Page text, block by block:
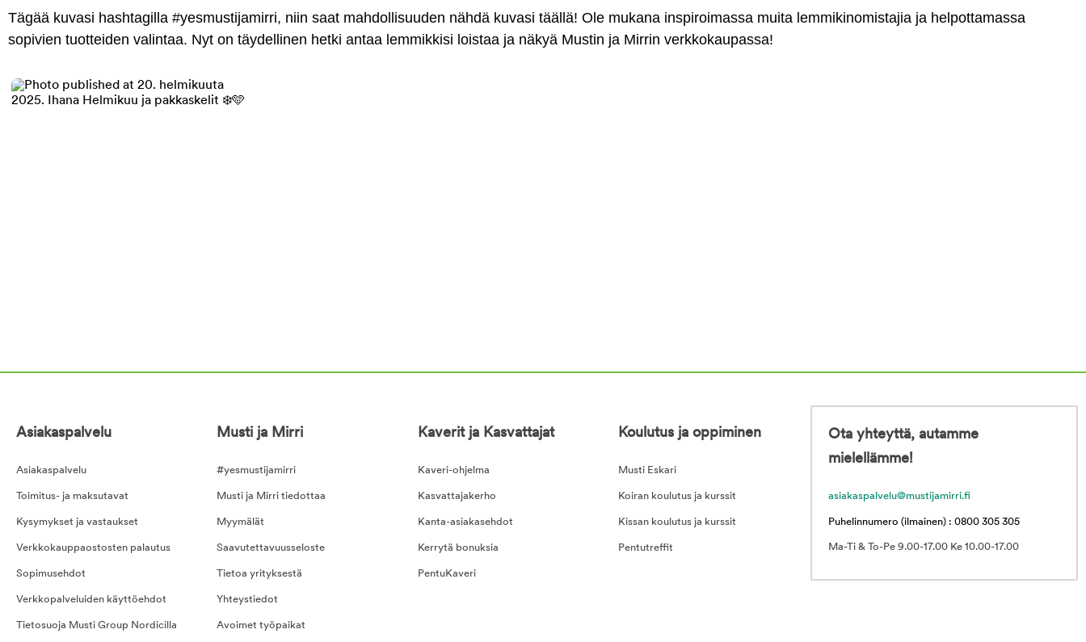
Tägää kuvasi hashtagilla #yesmustijamirri, niin saat mahdollisuuden nähdä kuvasi täällä! Ole mukana inspiroimassa muita lemmikinomistajia ja helpottamassa
sopivien tuotteiden valintaa. Nyt on täydellinen hetki antaa lemmikkisi loistaa ja näkyä Mustin ja Mirrin verkkokaupassa!
Asiakaspalvelu
Asiakaspalvelu
Toimitus- ja maksutavat
Kysymykset ja vastaukset
Verkkokauppaostosten palautus
Sopimusehdot
Verkkopalveluiden käyttöehdot
Tietosuoja Musti Group Nordicilla
Musti ja Mirri
#yesmustijamirri
Musti ja Mirri tiedottaa
Myymälät
Saavutettavuusseloste
Tietoa yrityksestä
Yhteystiedot
Avoimet työpaikat
Kaverit ja Kasvattajat
Kaveri-ohjelma
Kasvattajakerho
Kanta-asiakasehdot
Kerrytä bonuksia
PentuKaveri
Koulutus ja oppiminen
Musti Eskari
Koiran koulutus ja kurssit
Kissan koulutus ja kurssit
Pentutreffit
Ota yhteyttä, autamme
mielellämme!
asiakaspalvelu@mustijamirri.fi
Puhelinnumero (ilmainen) : 0800 305 305
Ma-Ti & To-Pe 9.00-17.00 Ke 10.00-17.00